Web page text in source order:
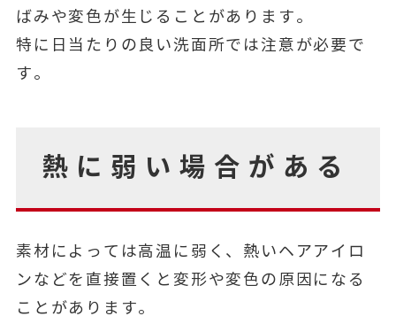
ばみや変色が生じることがあります。
特に日当たりの良い洗面所では注意が必要で
す。
熱に弱い場合がある
素材によっては高温に弱く、熱いヘアアイロ
ンなどを直接置くと変形や変色の原因になる
ことがあります。